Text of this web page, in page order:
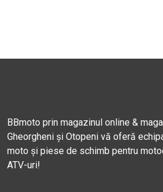
BBmoto prin magazinul online &
Gheorgheni și Otopeni vă oferă
moto și piese de schimb pentru
ATV-uri!